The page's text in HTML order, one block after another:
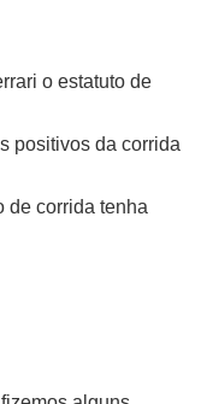
o estatuto de
positivos da corrida
de corrida tenha